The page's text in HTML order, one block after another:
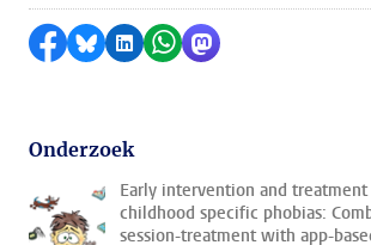
Delen op Facebook
Delen via Bluesky
Delen op LinkedIn
Delen via WhatsApp
Delen via
Onderzoek
Early intervention and
childhood specific phobias:
session-treatment with app-